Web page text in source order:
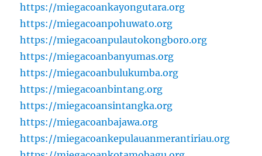
https://miegacoankayongutara.org
https://miegacoanpohuwato.org
https://miegacoanpulautokongboro.org
https://miegacoanbanyumas.org
https://miegacoanbulukumba.org
https://miegacoanbintang.org
https://miegacoansintangka.org
https://miegacoanbajawa.org
https://miegacoankepulauanmerantiriau.org